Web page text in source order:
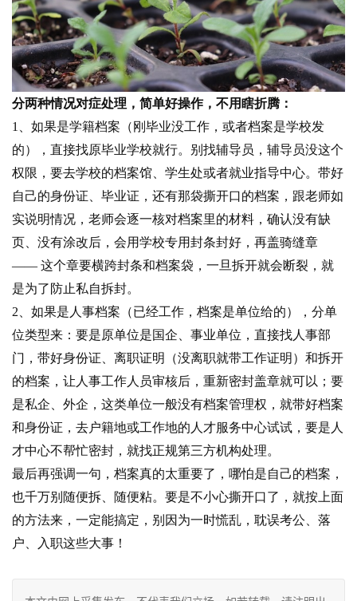
分两种情况对症处理，简单好操作，不用瞎折腾：
1、如果是学籍档案（刚毕业没工作，或者档案是学校发
的），直接找原毕业学校就行。别找辅导员，辅导员没这个
权限，要去学校的档案馆、学生处或者就业指导中心。带好
自己的身份证、毕业证，还有那袋撕开口的档案，跟老师如
实说明情况，老师会逐一核对档案里的材料，确认没有缺
页、没有涂改后，会用学校专用封条封好，再盖骑缝章
—— 这个章要横跨封条和档案袋，一旦拆开就会断裂，就
是为了防止私自拆封。
2、如果是人事档案（已经工作，档案是单位给的），分单
位类型来：要是原单位是国企、事业单位，直接找人事部
门，带好身份证、离职证明（没离职就带工作证明）和拆开
的档案，让人事工作人员审核后，重新密封盖章就可以；要
是私企、外企，这类单位一般没有档案管理权，就带好档案
和身份证，去户籍地或工作地的人才服务中心试试，要是人
才中心不帮忙密封，就找正规第三方机构处理。
最后再强调一句，档案真的太重要了，哪怕是自己的档案，
也千万别随便拆、随便粘。要是不小心撕开口了，就按上面
的方法来，一定能搞定，别因为一时慌乱，耽误考公、落
户、入职这些大事！